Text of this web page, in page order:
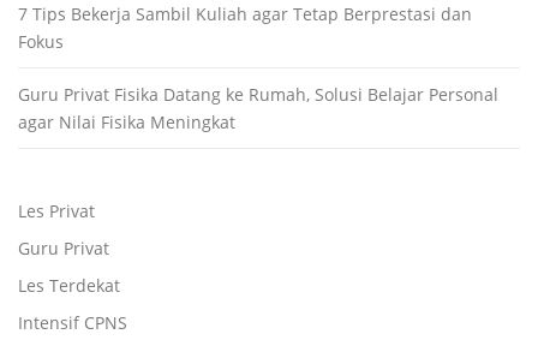
7 Tips Bekerja Sambil Kuliah agar Tetap Berprestasi dan
Fokus
Guru Privat Fisika Datang ke Rumah, Solusi Belajar Personal
agar Nilai Fisika Meningkat
Les Privat
Guru Privat
Les Terdekat
Intensif CPNS